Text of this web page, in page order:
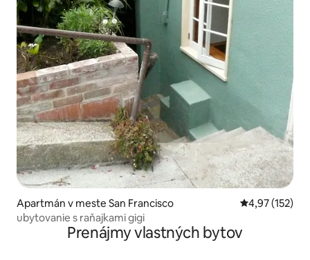
Apartmán v meste San Francisco Priemerné
4,97 (152)
ubytovanie s raňajkami gigi
Prenájmy vlastných bytov